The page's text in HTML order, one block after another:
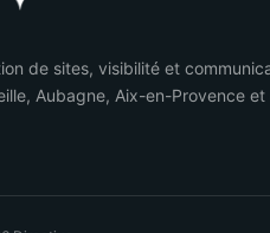
de sites, visibilité et
Aubagne, Aix-en-Provence